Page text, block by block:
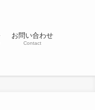
お問い合わせ
Contact